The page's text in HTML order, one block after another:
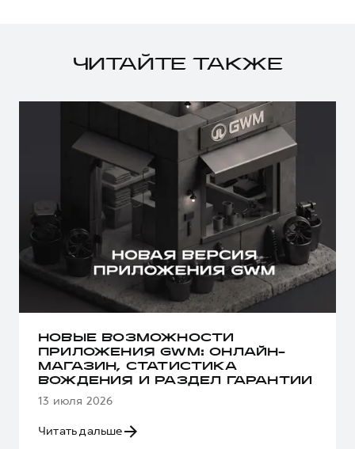
ЧИТАЙТЕ ТАКЖЕ
НОВЫЕ ВОЗМОЖНОСТИ
ПРИЛОЖЕНИЯ GWM: ОНЛАЙН-
МАГАЗИН, СТАТИСТИКА
ВОЖДЕНИЯ И РАЗДЕЛ ГАРАНТИИ
13 июля 2026
Читать дальше